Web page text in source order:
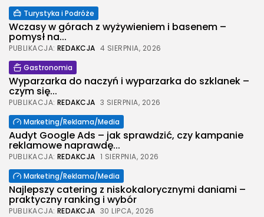
2026 Legolas Wszelkie prawa zastrzeżone.
Treści umieszczone na stronie chronione są
prawem autorskim.
Turystyka i Podróże
Wczasy w górach z wyżywieniem i basenem –
pomysł na...
PUBLIKACJA: REDAKCJA 4 SIERPNIA, 2026
Gastronomia
Wyparzarka do naczyń i wyparzarka do szklanek –
czym się...
PUBLIKACJA: REDAKCJA 3 SIERPNIA, 2026
Marketing/Reklama/Media
Audyt Google Ads – jak sprawdzić, czy kampanie
reklamowe naprawdę...
PUBLIKACJA: REDAKCJA 1 SIERPNIA, 2026
Marketing/Reklama/Media
Najlepszy catering z niskokalorycznymi daniami –
praktyczny ranking i wybór
PUBLIKACJA: REDAKCJA 30 LIPCA, 2026